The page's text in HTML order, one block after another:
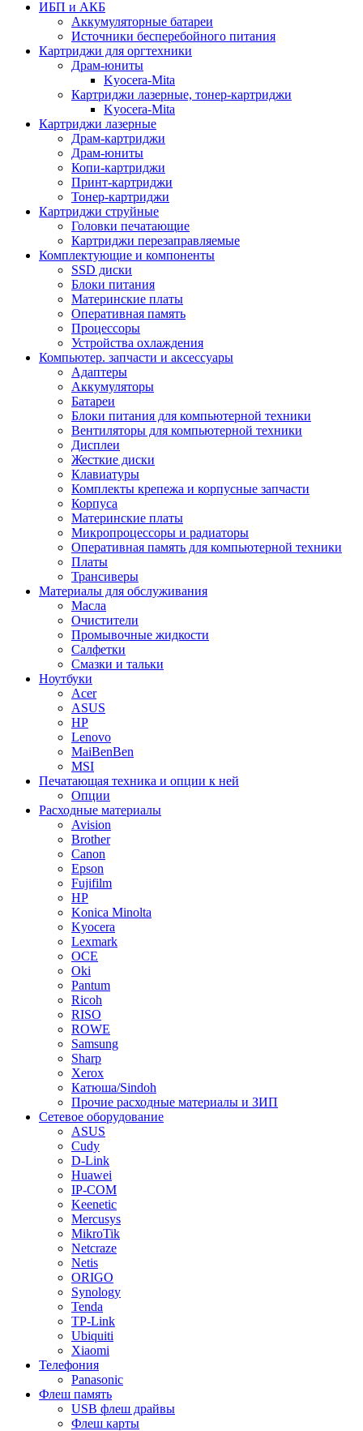
ИБП и АКБ
Аккумуляторные батареи
Источники бесперебойного питания
Картриджи для оргтехники
Драм-юниты
Kyocera-Mita
Картриджи лазерные, тонер-картриджи
Kyocera-Mita
Картриджи лазерные
Драм-картриджи
Драм-юниты
Копи-картриджи
Принт-картриджи
Тонер-картриджи
Картриджи струйные
Головки печатающие
Картриджи перезаправляемые
Комплектующие и компоненты
SSD диски
Блоки питания
Материнские платы
Оперативная память
Процессоры
Устройства охлаждения
Компьютер. запчасти и аксессуары
Адаптеры
Аккумуляторы
Батареи
Блоки питания для компьютерной техники
Вентиляторы для компьютерной техники
Дисплеи
Жесткие диски
Клавиатуры
Комплекты крепежа и корпусные запчасти
Корпуса
Материнские платы
Микропроцессоры и радиаторы
Оперативная память для компьютерной техники
Платы
Трансиверы
Материалы для обслуживания
Масла
Очистители
Промывочные жидкости
Салфетки
Смазки и тальки
Ноутбуки
Acer
ASUS
HP
Lenovo
MaiBenBen
MSI
Печатающая техника и опции к ней
Опции
Расходные материалы
Avision
Brother
Canon
Epson
Fujifilm
HP
Konica Minolta
Kyocera
Lexmark
OCE
Oki
Pantum
Ricoh
RISO
ROWE
Samsung
Sharp
Xerox
Катюша/Sindoh
Прочие расходные материалы и ЗИП
Сетевое оборудование
ASUS
Cudy
D-Link
Huawei
IP-COM
Keenetic
Mercusys
MikroTik
Netcraze
Netis
ORIGO
Synology
Tenda
TP-Link
Ubiquiti
Xiaomi
Телефония
Panasonic
Флеш память
USB флеш драйвы
Флеш карты